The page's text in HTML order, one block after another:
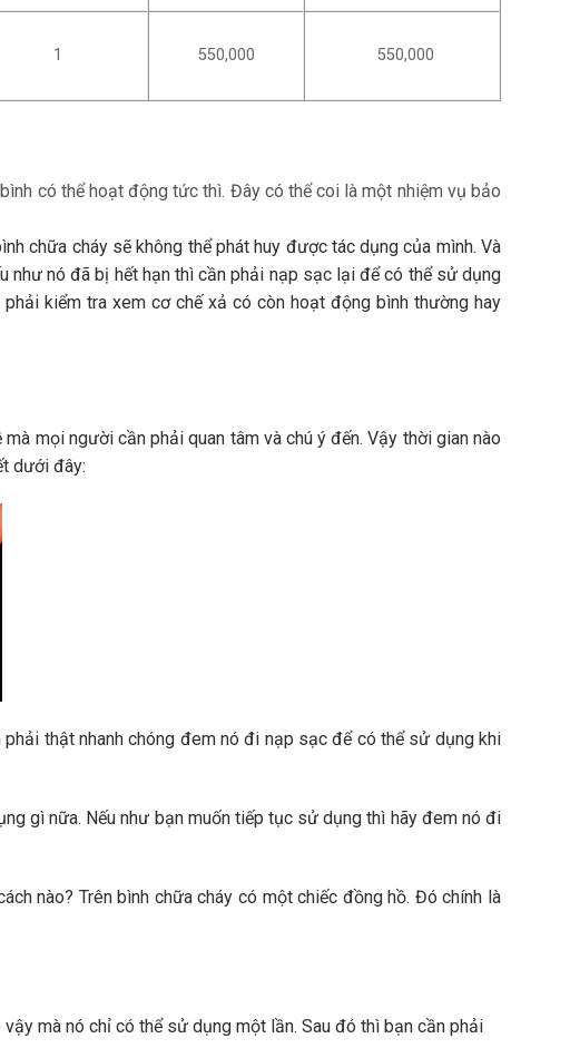
1 550,000 550,000
có thể hoạt động tức thì. Đây có thể coi là một nhiệm vụ bảo
chữa cháy sẽ không thể phát huy được tác dụng của mình. Và
như nó đã bị hết hạn thì cần phải nạp sạc lại để có thể sử dụng
kiểm tra xem cơ chế xả có còn hoạt động bình thường hay
mọi người cần phải quan tâm và chú ý đến. Vậy thời gian nào
dưới đây:
thật nhanh chóng đem nó đi nạp sạc để có thể sử dụng khi
gì nữa. Nếu như bạn muốn tiếp tục sử dụng thì hãy đem nó đi
nào? Trên bình chữa cháy có một chiếc đồng hồ. Đó chính là
mà nó chỉ có thể sử dụng một lần. Sau đó thì bạn cần phải